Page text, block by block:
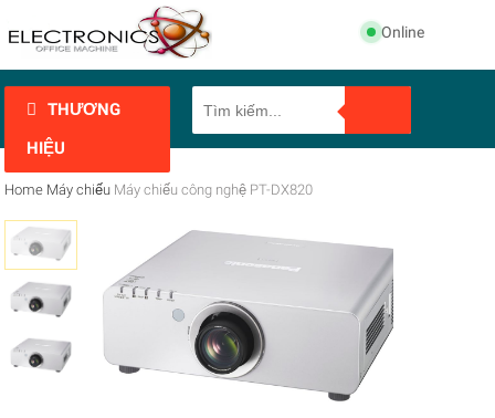
Online
THƯƠNG
HIỆU
Home Máy chiếu Máy chiếu công nghệ PT-DX820